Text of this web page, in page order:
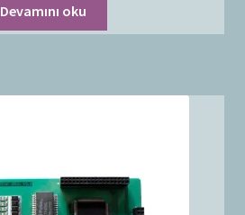
Devamını oku